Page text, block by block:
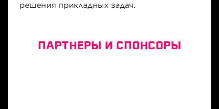
решения прикладных задач.
ПАРТНЕРЫ И СПОНСОРЫ